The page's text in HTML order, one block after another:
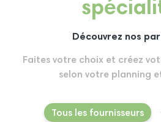
Découvrez nos
Faites votre choix et créez
selon votre planning
Tous les fournisseurs